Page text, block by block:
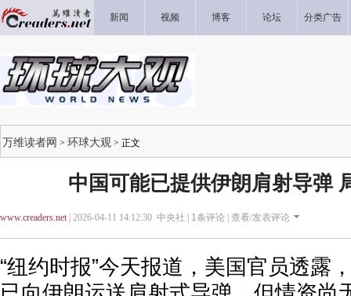
新闻 视频 博客 论坛 分类广告
万维读者网 > 环球大观 > 正文
中国可能已提供伊朗肩射导弹
www.creaders.net| 2026-04-11 14:12:30 中央社 | 1条评论 | 查看/发表评论
“纽约时报”今天报道，美国官员透露